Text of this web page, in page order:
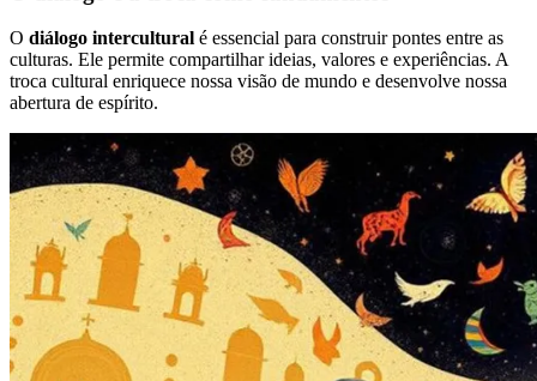
O diálogo intercultural é essencial para construir pontes entre as
culturas. Ele permite compartilhar ideias, valores e experiências. A
troca cultural enriquece nossa visão de mundo e desenvolve nossa
abertura de espírito.